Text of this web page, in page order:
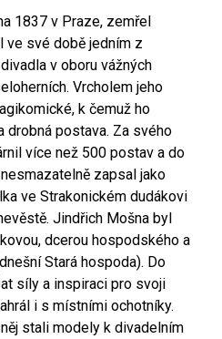
1837 v Praze, zemřel
ve své době jedním z
v oboru vážných
Vrcholem jeho
k čemuž ho
drobná postava. Za svého
více než 500 postav a do
zapsal jako
ve Strakonickém dudákovi
Jindřich Mošna byl
dcerou hospodského a
Stará hospoda). Do
síly a inspiraci pro svoji
i s místními ochotníky.
stali modely k divadelním